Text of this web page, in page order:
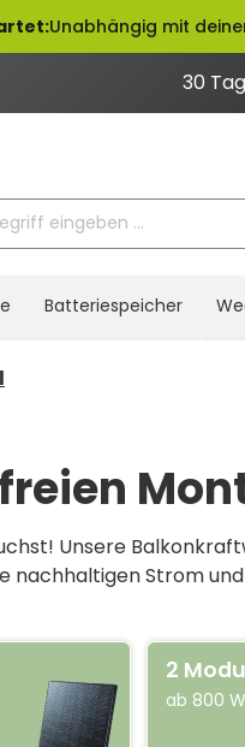
Unabhängig mit
30
Batteriespeicher
Unsere
nachhaltigen Strom
2
ab 800